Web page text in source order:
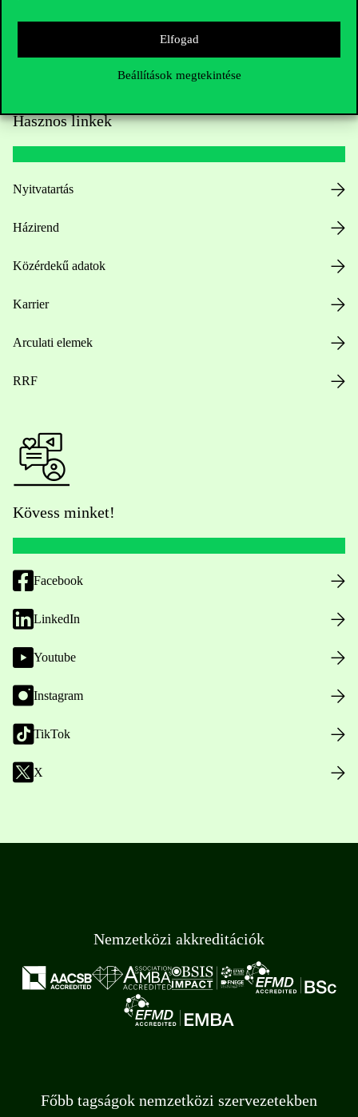
Elfogad
Beállítások megtekintése
Hasznos linkek
Nyitvatartás
Házirend
Közérdekű adatok
Karrier
Arculati elemek
RRF
Kövess minket!
Facebook
LinkedIn
Youtube
Instagram
TikTok
X
Nemzetközi akkreditációk
Főbb tagságok nemzetközi szervezetekben